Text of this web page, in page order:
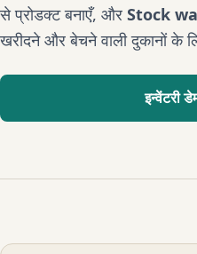
से प्रोडक्ट बनाएँ, और Stock
खरीदने और बेचने वाली दुकानों के
इन्वेंटरी